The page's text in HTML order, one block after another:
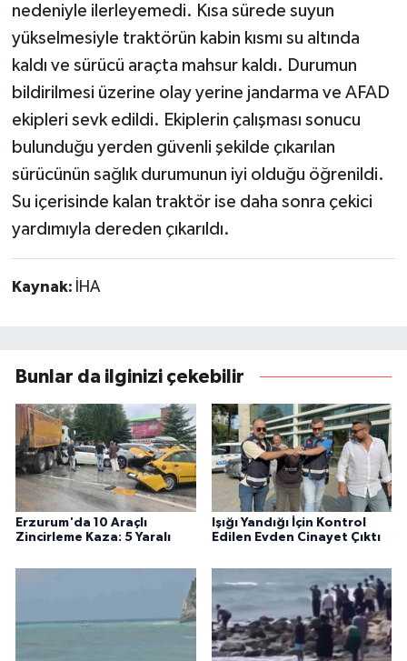
nedeniyle ilerleyemedi. Kısa sürede suyun
yükselmesiyle traktörün kabin kısmı su altında
kaldı ve sürücü araçta mahsur kaldı. Durumun
bildirilmesi üzerine olay yerine jandarma ve AFAD
ekipleri sevk edildi. Ekiplerin çalışması sonucu
bulunduğu yerden güvenli şekilde çıkarılan
sürücünün sağlık durumunun iyi olduğu öğrenildi.
Su içerisinde kalan traktör ise daha sonra çekici
yardımıyla dereden çıkarıldı.
Kaynak: İHA
Bunlar da ilginizi çekebilir
Erzurum'da 10 Araçlı
Zincirleme Kaza: 5 Yaralı
Işığı Yandığı İçin Kontrol
Edilen Evden Cinayet Çıktı